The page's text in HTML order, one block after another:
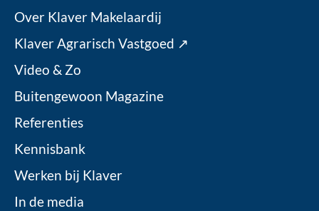
Over Klaver Makelaardij
Klaver Agrarisch Vastgoed ↗
Video & Zo
Buitengewoon Magazine
Referenties
Kennisbank
Werken bij Klaver
In de media